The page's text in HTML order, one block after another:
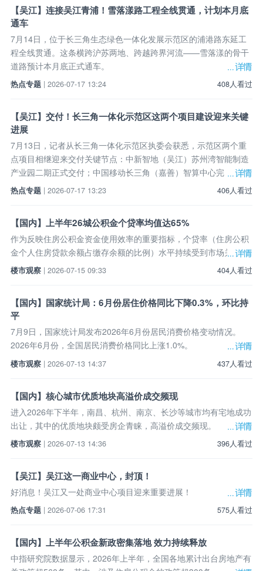
【吴江】连接吴江青浦！雪落漾路工程全线贯通，计划本月底
通车
7月14日，位于长三角生态绿色一体化发展示范区的浦港路东延工
程全线贯通。这条横跨沪苏两地、跨越跨界河流——雪落漾的骨干
道路预计本月底正式通车。
408人看过
热点专题 | 2026-07-17 13:24
【吴江】交付！长三角一体化示范区这两个项目建设迎来关键
进展
7月13日，记者从长三角一体化示范区执委会获悉，示范区两个重
点项目相继迎来交付关键节点：中新智地（吴江）苏州湾智能制造
产业园二期正式交付；中国移动长三角（嘉善）智算中心完
406人看过
热点专题 | 2026-07-17 13:23
【国内】上半年26城公积金个贷率均值达65%
作为反映住房公积金资金使用效率的重要指标，个贷率（住房公积
金个人住房贷款余额占缴存余额的比例）水平持续受到市场关注。
404人看过
楼市观察 | 2026-07-15 09:33
【国内】国家统计局：6月份居住价格同比下降0.3%，环比持
平
7月9日，国家统计局发布2026年6月份居民消费价格变动情况。
2026年6月份，全国居民消费价格同比上涨1.0%。
437人看过
楼市观察 | 2026-07-13 14:37
【国内】核心城市优质地块高溢价成交频现
进入2026年下半年，南昌、杭州、南京、长沙等城市均有宅地成功
出让，其中的优质地块颇受房企青睐，高溢价成交频现。
396人看过
楼市观察 | 2026-07-13 14:36
【吴江】吴江这一商业中心，封顶！
好消息！吴江又一处商业中心项目迎来重要进展！
575人看过
热点专题 | 2026-07-06 17:31
【国内】上半年公积金新政密集落地 效力持续释放
中指研究院数据显示，2026年上半年，全国各地累计出台房地产有